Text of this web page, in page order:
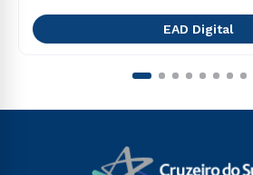
EAD Digital